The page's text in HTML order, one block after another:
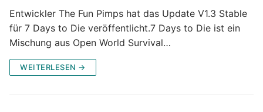
Entwickler The Fun Pimps hat das Update V1.3 Stable
für 7 Days to Die veröffentlicht.7 Days to Die ist ein
Mischung aus Open World Survival…
WEITERLESEN →